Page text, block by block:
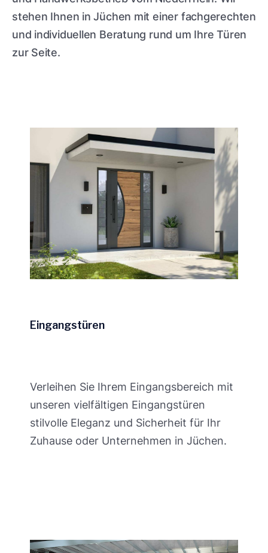
stehen Ihnen in Jüchen mit einer fachgerechten
und individuellen Beratung rund um Ihre Türen
zur Seite.
Eingangstüren
Verleihen Sie Ihrem Eingangsbereich mit
unseren vielfältigen Eingangstüren
stilvolle Eleganz und Sicherheit für Ihr
Zuhause oder Unternehmen in Jüchen.